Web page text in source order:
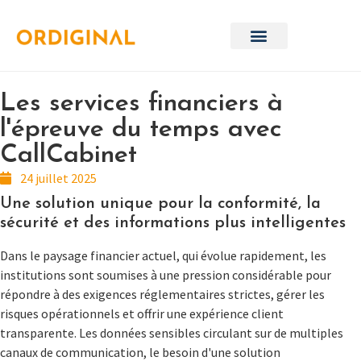
Les services financiers à
l'épreuve du temps avec
CallCabinet
24 juillet 2025
Une solution unique pour la conformité, la
sécurité et des informations plus intelligentes
Dans le paysage financier actuel, qui évolue rapidement, les
institutions sont soumises à une pression considérable pour
répondre à des exigences réglementaires strictes, gérer les
risques opérationnels et offrir une expérience client
transparente. Les données sensibles circulant sur de multiples
canaux de communication, le besoin d'une solution